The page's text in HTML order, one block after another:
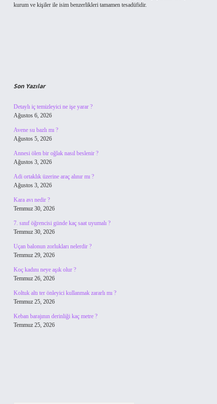
kurum ve kişiler ile isim benzerlikleri tamamen tesadüfidir.
Son Yazılar
Detaylı iç temizleyici ne işe yarar ?
Ağustos 6, 2026
Avene su bazlı mı ?
Ağustos 5, 2026
Annesi ölen bir oğlak nasıl beslenir ?
Ağustos 3, 2026
Adi ortaklık üzerine araç alınır mı ?
Ağustos 3, 2026
Kara avı nedir ?
Temmuz 30, 2026
7. sınıf öğrencisi günde kaç saat uyumalı ?
Temmuz 30, 2026
Uçan balonun zorlukları nelerdir ?
Temmuz 29, 2026
Koç kadını neye aşık olur ?
Temmuz 26, 2026
Koltuk altı ter önleyici kullanmak zararlı mı ?
Temmuz 25, 2026
Keban barajının derinliği kaç metre ?
Temmuz 25, 2026